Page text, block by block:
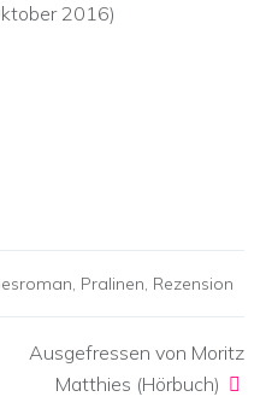
2016)
, Pralinen, Rezension
Ausgefressen von Moritz
Matthies (Hörbuch)